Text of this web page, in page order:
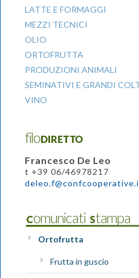
LATTE E FORMAGGI
MEZZI TECNICI
OLIO
ORTOFRUTTA
PRODUZIONI ANIMALI
SEMINATIVI E GRANDI
VINO
filoDIRETTO
Francesco De Leo
t +39 06/46978217
Comunicati Stampa
Ortofrutta
Frutta in guscio